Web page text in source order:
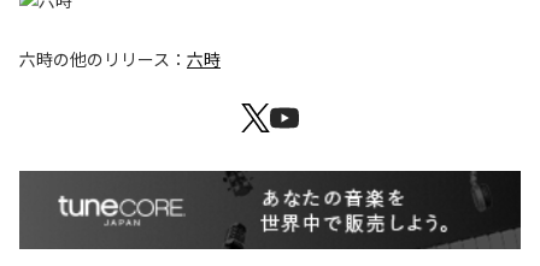
六時の他のリリース： 六時